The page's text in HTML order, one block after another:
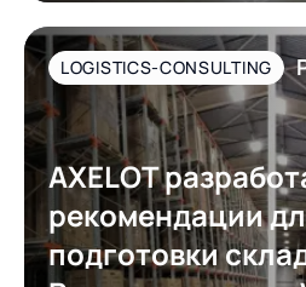
LOGISTICS-CONSULTING
AXELOT
рекомендации
подготовки